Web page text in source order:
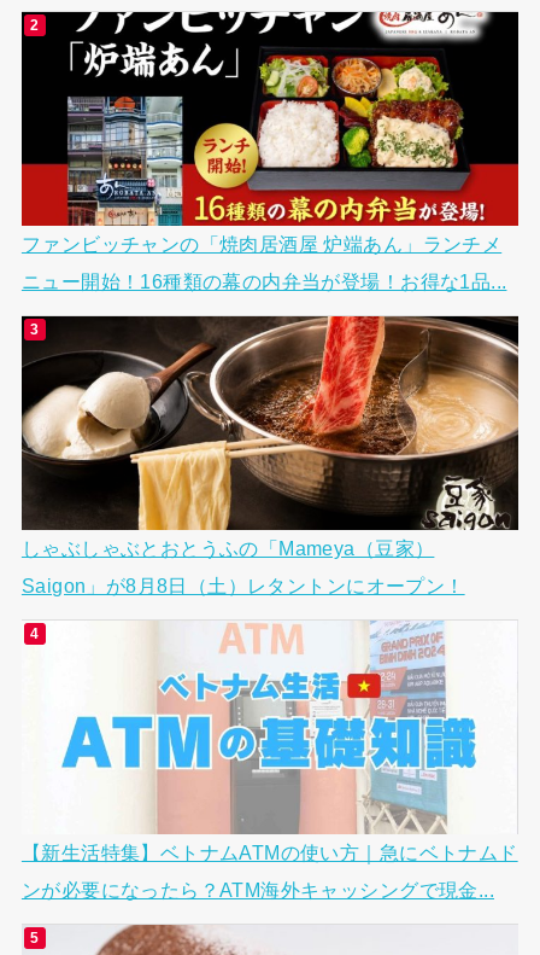
ファンビッチャンの「焼肉居酒屋 炉端あん」ランチメ
ニュー開始！16種類の幕の内弁当が登場！お得な1品...
しゃぶしゃぶとおとうふの「Mameya（豆家）
Saigon」が8月8日（土）レタントンにオープン！
【新生活特集】ベトナムATMの使い方｜急にベトナムド
ンが必要になったら？ATM海外キャッシングで現金...